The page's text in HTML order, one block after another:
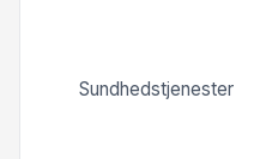
Sundhedstjenester